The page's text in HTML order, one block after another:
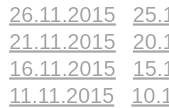
26.11.2015
21.11.2015
16.11.2015
11.11.2015